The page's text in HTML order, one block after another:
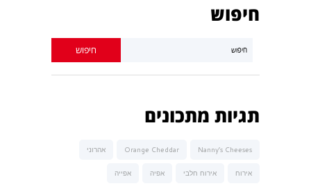
חיפוש
תגיות מתכונים
Nanny’s Cheeses
Orange Cheddar אהרוני
אירוח אירוח חלבי אפיה אפייה